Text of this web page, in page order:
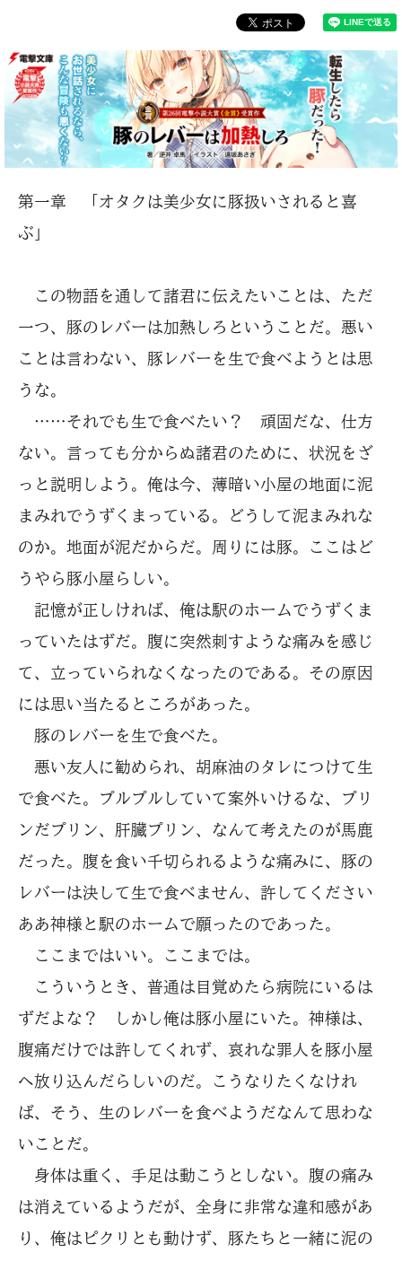
第一章 「オタクは美少女に豚扱いされると喜
ぶ」
この物語を通して諸君に伝えたいことは、ただ
一つ、豚のレバーは加熱しろということだ。悪い
ことは言わない、豚レバーを生で食べようとは思
うな。
……それでも生で食べたい？ 頑固だな、仕方
ない。言っても分からぬ諸君のために、状況をざ
っと説明しよう。俺は今、薄暗い小屋の地面に泥
まみれでうずくまっている。どうして泥まみれな
のか。地面が泥だからだ。周りには豚。ここはど
うやら豚小屋らしい。
記憶が正しければ、俺は駅のホームでうずくま
っていたはずだ。腹に突然刺すような痛みを感じ
て、立っていられなくなったのである。その原因
には思い当たるところがあった。
豚のレバーを生で食べた。
悪い友人に勧められ、胡麻油のタレにつけて生
で食べた。プルプルしていて案外いけるな、プリ
ンだプリン、肝臓プリン、なんて考えたのが馬鹿
だった。腹を食い千切られるような痛みに、豚の
レバーは決して生で食べません、許してください
ああ神様と駅のホームで願ったのであった。
ここまではいい。ここまでは。
こういうとき、普通は目覚めたら病院にいるは
ずだよな？ しかし俺は豚小屋にいた。神様は、
腹痛だけでは許してくれず、哀れな罪人を豚小屋
へ放り込んだらしいのだ。こうなりたくなけれ
ば、そう、生のレバーを食べようだなんて思わな
いことだ。
身体は重く、手足は動こうとしない。腹の痛み
は消えているようだが、全身に非常な違和感があ
り、俺はピクリとも動けず、豚たちと一緒に泥の